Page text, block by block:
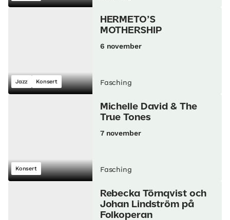
Jazz Konsert
HERMETO’S
MOTHERSHIP
6 november
Fasching
Konsert
Michelle David & The
True Tones
7 november
Fasching
Rebecka Törnqvist och
Johan Lindström på
Folkoperan